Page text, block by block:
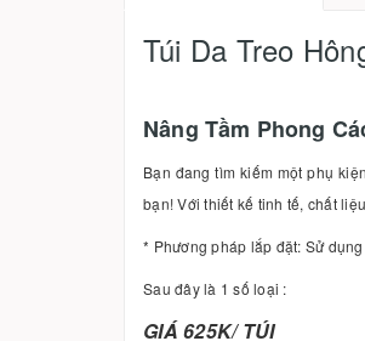
Túi Da Treo
Nâng Tầm Phong
Bạn đang tìm kiếm một phụ
bạn! Với thiết kế tinh tế, chất
* Phương pháp lắp đặt: Sử
Sau đây là 1 số loại :
GIÁ 625K/ TÚI